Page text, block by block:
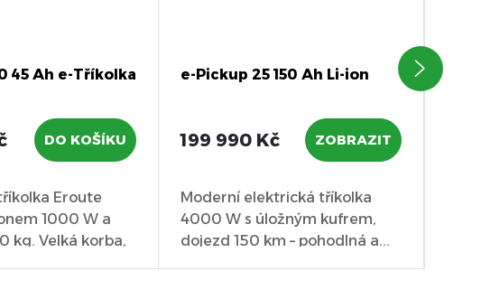
45 Ah e-Tříkolka
DO KOŠÍKU
Eroute
1000 W a
kg. Velká korba,
e-Pickup 25 150 Ah Li-ion
199 990 Kč ZOBRAZIT
Moderní elektrická tříkolka
4000 W s úložným kufrem,
dojezd 150 km – pohodlná a...